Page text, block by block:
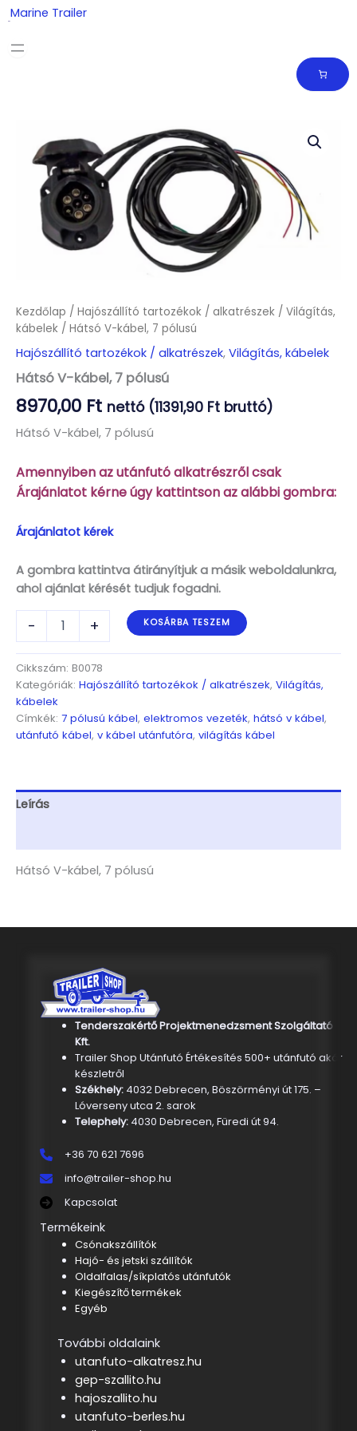
Skip
to
content
Marine Trailer
Kezdőlap / Hajószállító tartozékok / alkatrészek / Világítás,
kábelek / Hátsó V-kábel, 7 pólusú
Hajószállító tartozékok / alkatrészek, Világítás, kábelek
Hátsó V-kábel, 7 pólusú
8970,00 Ft nettó (11391,90 Ft bruttó)
Hátsó V-kábel, 7 pólusú
Amennyiben az utánfutó alkatrészről csak
Árajánlatot kérne úgy kattintson az alábbi gombra:
Árajánlatot kérek
A gombra kattintva átirányítjuk a másik weboldalunkra,
ahol ajánlat kérését tudjuk fogadni.
-
7
pólusú
mennyiség
+ KOSÁRBA TESZEM
Cikkszám: B0078
Kategóriák: Hajószállító tartozékok / alkatrészek, Világítás,
kábelek
Címkék: 7 pólusú kábel, elektromos vezeték, hátsó v kábel,
utánfutó kábel, v kábel utánfutóra, világítás kábel
Leírás
Hátsó V-kábel, 7 pólusú
Tenderszakértő Projektmenedzsment Szolgáltató
Kft.
Trailer Shop Utánfutó Értékesítés 500+ utánfutó akár
készletről
Székhely: 4032 Debrecen, Böszörményi út 175. –
Lóverseny utca 2. sarok
Telephely:4030 Debrecen, Füredi út 94.
+36 70 621 7696
info@trailer-shop.hu
Kapcsolat
Termékeink
Csónakszállítók
Hajó- és jetski szállítók
Oldalfalas/síkplatós utánfutók
Kiegészítő termékek
Egyéb
További oldalaink
utanfuto-alkatresz.hu
gep-szallito.hu
hajoszallito.hu
utanfuto-berles.hu